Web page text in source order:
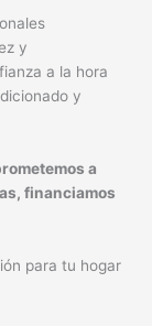
y
a la hora
y
a
financiamos
para tu hogar